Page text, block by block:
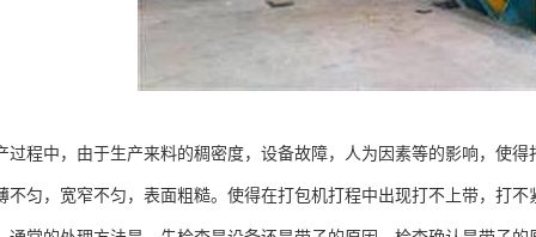
过程中，由于生产来料的稠密度，设备故障，人为因素等的影响，使
不匀，宽窄不匀，表面粗糙。使得在打包机打程中出现打不上带，打